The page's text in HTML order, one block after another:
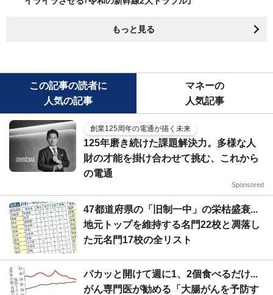
もっと見る
この記事の読者に
人気の記事
マネーの
人気記事
創業125周年の電通が描く未来
125年磨き続けた課題解決力。多様な人
財の才能を掛け合わせて挑む、これから
の電通
Sponsored
47都道府県の「旧制一中」の栄枯盛衰...
地元トップを維持する名門22校と凋落し
た元名門17校の全リスト
パカッと開けて週に1、2個食べるだけ...
がん専門医が勧める「大腸がんを予防す